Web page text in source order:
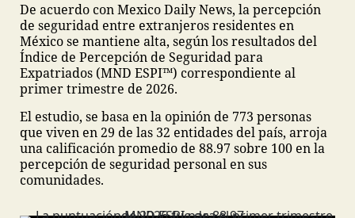
De acuerdo con Mexico Daily News, la percepción
de seguridad entre extranjeros residentes en
México se mantiene alta, según los resultados del
Índice de Percepción de Seguridad para
Expatriados (MND ESPI™) correspondiente al
primer trimestre de 2026.
El estudio, se basa en la opinión de 773 personas
que viven en 29 de las 32 entidades del país, arroja
una calificación promedio de 88.97 sobre 100 en la
percepción de seguridad personal en sus
comunidades.